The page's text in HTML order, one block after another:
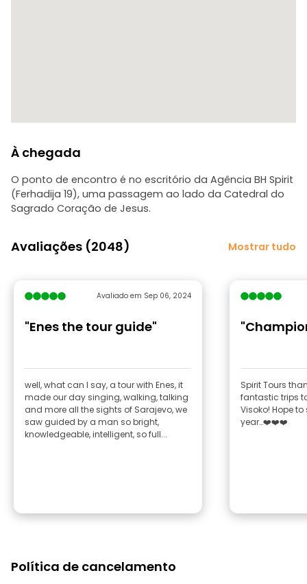
À chegada
O ponto de encontro é no escritório da Agência BH Spirit
(Ferhadija 19), uma passagem ao lado da Catedral do
Sagrado Coração de Jesus.
Avaliações (2048) Mostrar tudo
Avaliado em Sep 06, 2024
"Enes the tour guide"
well, what can I say, a tour with Enes, it
made our day singing, walking, talking
and more all the sights of Sarajevo, we
saw guided by a man so bright,
knowledgeable, intelligent, so full...
Spirit Tours
fantastic trips
Visoko! Hope
year…❤️❤️❤️
Política de cancelamento